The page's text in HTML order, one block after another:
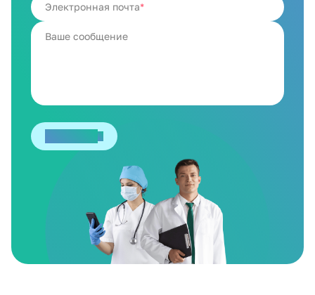
Электронная почта